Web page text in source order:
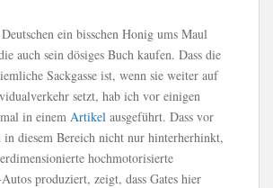
ein bisschen Honig ums Maul
auch sein dösiges Buch kaufen. Dass die
Sackgasse ist, wenn sie weiter auf
setzt, hab ich vor einigen
in einem Artikel ausgeführt. Dass vor
in diesem Bereich nicht nur hinterherhinkt,
hochmotorisierte
produziert, zeigt, dass Gates hier